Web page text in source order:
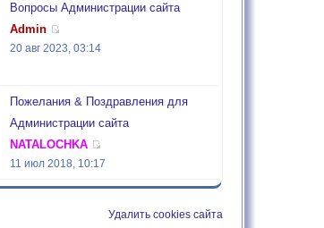
Вопросы Администрации сайта
Admin
20 авг 2023, 03:14
Пожелания & Поздравления для
Администрации сайта
NATALOCHKA
11 июл 2018, 10:17
Удалить cookies сайта